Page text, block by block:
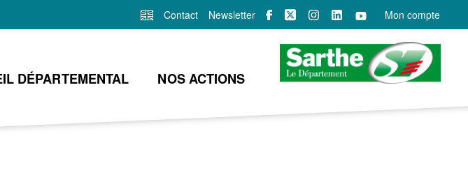
Contact Newsletter Mon compte
DÉPARTEMENTAL NOS ACTIONS